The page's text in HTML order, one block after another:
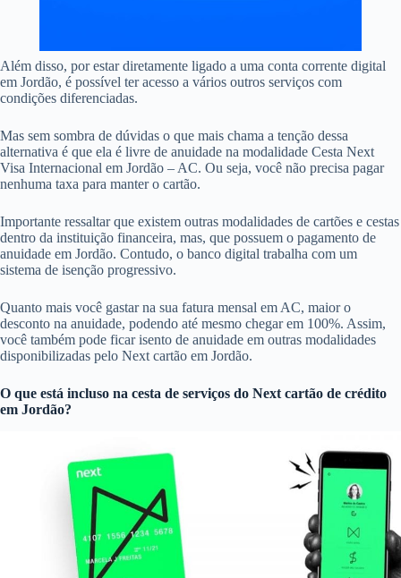
Além disso, por estar diretamente ligado a uma conta corrente digital
em Jordão, é possível ter acesso a vários outros serviços com
condições diferenciadas.
Mas sem sombra de dúvidas o que mais chama a tenção dessa
alternativa é que ela é livre de anuidade na modalidade Cesta Next
Visa Internacional em Jordão – AC. Ou seja, você não precisa pagar
nenhuma taxa para manter o cartão.
Importante ressaltar que existem outras modalidades de cartões e cestas
dentro da instituição financeira, mas, que possuem o pagamento de
anuidade em Jordão. Contudo, o banco digital trabalha com um
sistema de isenção progressivo.
Quanto mais você gastar na sua fatura mensal em AC, maior o
desconto na anuidade, podendo até mesmo chegar em 100%. Assim,
você também pode ficar isento de anuidade em outras modalidades
disponibilizadas pelo Next cartão em Jordão.
O que está incluso na cesta de serviços do Next cartão de crédito
em Jordão?